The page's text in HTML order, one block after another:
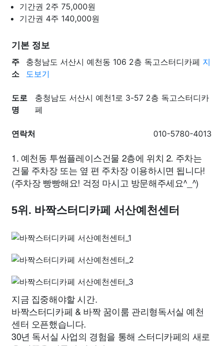
기간권 2주 75,000원
기간권 4주 140,000원
기본 정보
주
소
충청남도 서산시 예천동 106 2층 독고스터디카페 지
도보기
도로
명
충청남도 서산시 예천1로 3-57 2층 독고스터디카
페
연락처 010-5780-4013
1. 예천동 투썸플레이스건물 2층에 위치 2. 주차는
건물 주차장 또는 옆 편 주차장 이용하시면 됩니다!
(주차장 빵빵해요! 걱정 마시고 방문해주세요^_^)
5위. 바짝스터디카페 서산예천센터
지금 집중해야할 시간.
바짝스터디카페 & 바짝 꿈이룸 관리형독서실 예천
센터 오픈했습니다.
30년 독서실 사업의 경험을 통해 스터디카페의 새로